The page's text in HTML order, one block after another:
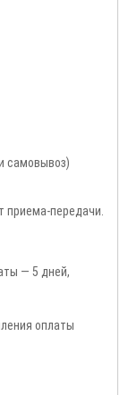
самовывоз)
приема-передачи.
— 5 дней,
оплаты